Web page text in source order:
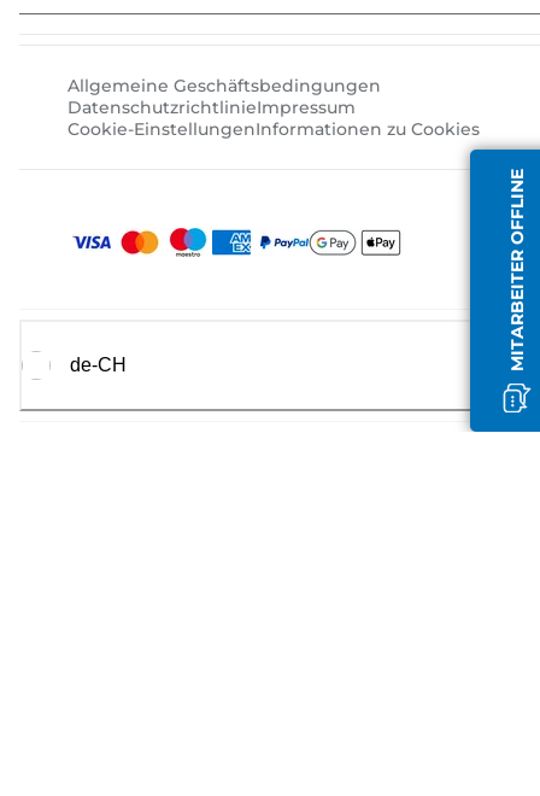
MITARBEITER OFFLINE
Allgemeine Geschäftsbedingungen
DatenschutzrichtlinieImpressum
Cookie-EinstellungenInformationen zu Cookies
de-CH